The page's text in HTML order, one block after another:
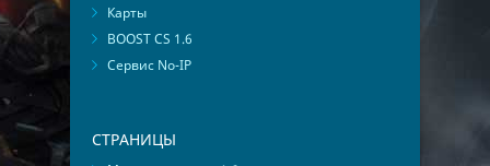
Карты
BOOST CS 1.6
Сервис No-IP
СТРАНИЦЫ